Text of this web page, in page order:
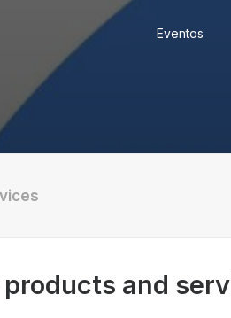
Eventos
and